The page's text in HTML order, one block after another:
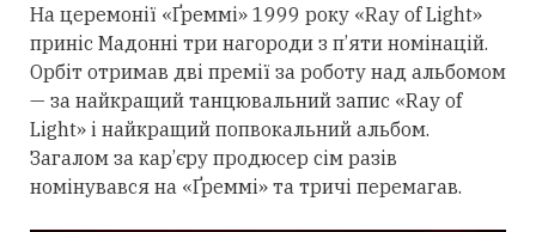
На церемонії «Ґреммі» 1999 року «Ray of Light»
приніс Мадонні три нагороди з п’яти номінацій.
Орбіт отримав дві премії за роботу над альбомом
— за найкращий танцювальний запис «Ray of
Light» і найкращий попвокальний альбом.
Загалом за кар’єру продюсер сім разів
номінувався на «Ґреммі» та тричі перемагав.